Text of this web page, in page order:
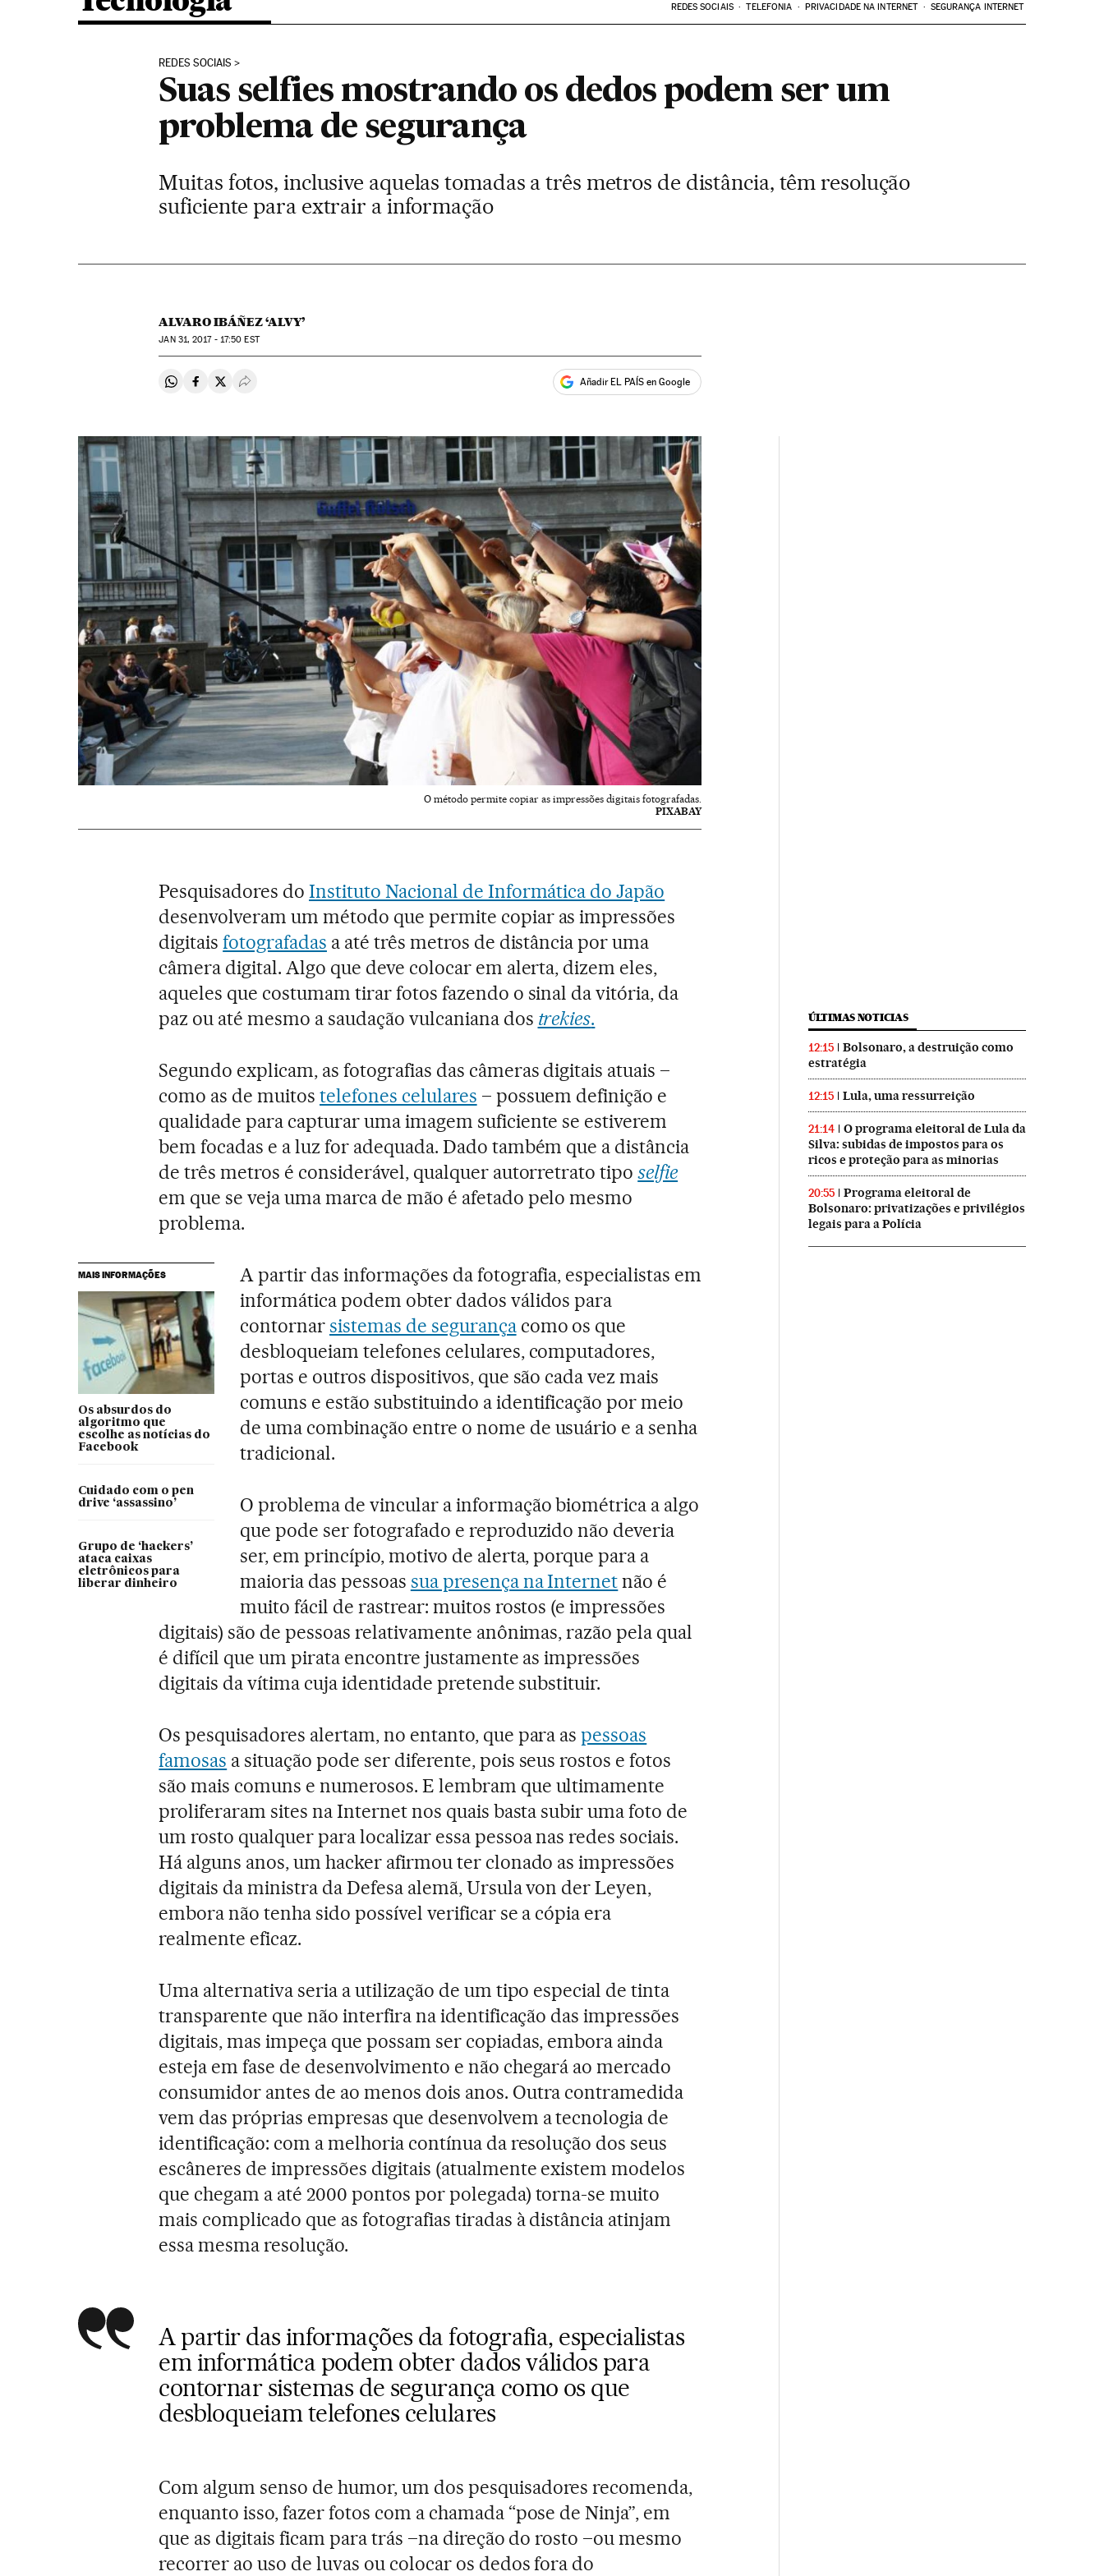
REDES SOCIAIS TELEFONIA PRIVACIDADE NA INTERNET SEGURANÇA INTERNET
REDES SOCIAIS
Suas selfies mostrando os dedos podem ser um
problema de segurança
Muitas fotos, inclusive aquelas tomadas a três metros de distância, têm resolução
suficiente para extrair a informação
ALVARO IBÁÑEZ ‘ALVY’
JAN31, 2017 - 17:50 EST
Compartir en Whatsapp
Compartir en Facebook
Compartir en Twitter
Desplegar Redes Sociales Añadir EL PAÍS en Google
O método permite copiar as impressões digitais fotografadas.
PIXABAY
Pesquisadores doInstituto Nacional de Informática do Japão
desenvolveram um método que permite copiar as impressões
digitaisfotografadas a até três metros de distância por uma
câmera digital. Algo que deve colocar em alerta, dizem eles,
aqueles que costumam tirar fotos fazendo o sinal da vitória, da
paz ou até mesmo a saudação vulcaniana dos trekies.
Segundo explicam, as fotografias das câmeras digitais atuais –
como as de muitos telefones celulares – possuem definição e
qualidade para capturar uma imagem suficiente se estiverem
bem focadas e a luz for adequada. Dado também que a distância
de três metros é considerável, qualquer autorretrato tiposelfie
em que se veja uma marca de mão é afetado pelo mesmo
problema.
MAIS INFORMAÇÕES
Os absurdos do
algoritmo que
escolhe as notícias do
Facebook
Cuidado com o pen
drive ‘assassino’
Grupo de ‘hackers’
ataca caixas
eletrônicos para
liberar dinheiro
A partir das informações da fotografia, especialistas em
informática podem obter dados válidos para
contornarsistemas de segurançacomo os que
desbloqueiam telefones celulares, computadores,
portas e outros dispositivos, que são cada vez mais
comuns e estão substituindo a identificação por meio
de uma combinação entre o nome de usuário e a senha
tradicional.
O problema de vincular a informação biométrica a algo
que pode ser fotografado e reproduzido não deveria
ser, em princípio, motivo de alerta, porque para a
maioria das pessoas sua presença na Internetnão é
muito fácil de rastrear: muitos rostos (e impressões
digitais) são de pessoas relativamente anônimas, razão pela qual
é difícil que um pirata encontre justamente as impressões
digitais da vítima cuja identidade pretende substituir.
Os pesquisadores alertam, no entanto, que para aspessoas
famosas a situação pode ser diferente, pois seus rostos e fotos
são mais comuns e numerosos. E lembram que ultimamente
proliferaram sites na Internet nos quais basta subir uma foto de
um rosto qualquer para localizar essa pessoa nas redes sociais.
Há alguns anos, um hacker afirmou ter clonado as impressões
digitais da ministra da Defesa alemã, Ursula von der Leyen,
embora não tenha sido possível verificar se a cópia era
realmente eficaz.
Uma alternativa seria a utilização de um tipo especial de tinta
transparente que não interfira na identificação das impressões
digitais, mas impeça que possam ser copiadas, embora ainda
esteja em fase de desenvolvimento e não chegará ao mercado
consumidor antes de ao menos dois anos. Outra contramedida
vem das próprias empresas que desenvolvem a tecnologia de
identificação: com a melhoria contínua da resolução dos seus
escâneres de impressões digitais (atualmente existem modelos
que chegam a até 2000 pontos por polegada) torna-se muito
mais complicado que as fotografias tiradas à distância atinjam
essa mesma resolução.
A partir das informações da fotografia, especialistas
em informática podem obter dados válidos para
contornar sistemas de segurança como os que
desbloqueiam telefones celulares
Com algum senso de humor, um dos pesquisadores recomenda,
enquanto isso, fazer fotos com a chamada “pose de Ninja”, em
que as digitais ficam para trás –na direção do rosto –ou mesmo
recorrer ao uso de luvas ou colocar os dedos fora do
ÚLTIMAS NOTICIAS
12:15
Bolsonaro, a destruição como
estratégia
12:15 Lula, uma ressurreição
21:14
O programa eleitoral de Lula da
Silva: subidas de impostos para os
ricos e proteção para as minorias
20:55
Programa eleitoral de
Bolsonaro: privatizações e privilégios
legais para a Polícia